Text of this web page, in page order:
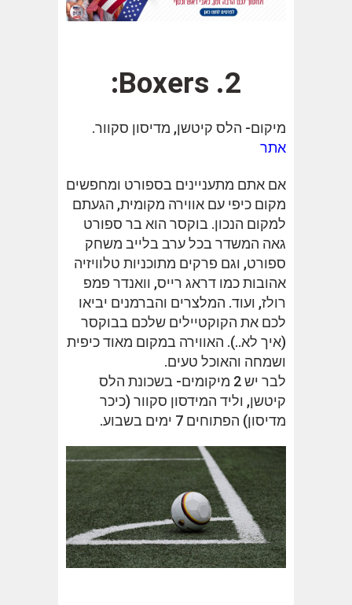
2. Boxers:
מיקום- הלס קיטשן, מדיסון סקוור.
אתר
אם אתם מתעניינים בספורט ומחפשים
מקום כיפי עם אווירה מקומית, הגעתם
למקום הנכון. בוקסר הוא בר ספורט
גאה המשדר בכל ערב בלייב משחק
ספורט, וגם פרקים מתוכניות טלוויזיה
אהובות כמו דראג רייס, וואנדר פמפ
רולז, ועוד. המלצרים והברמנים יביאו
לכם את הקוקטיילים שלכם בבוקסר
(איך לא..). האווירה במקום מאוד כיפית
ושמחה והאוכל טעים.
לבר יש 2 מיקומים- בשכונת הלס
קיטשן, וליד המידסון סקוור (כיכר
מדיסון) הפתוחים 7 ימים בשבוע.